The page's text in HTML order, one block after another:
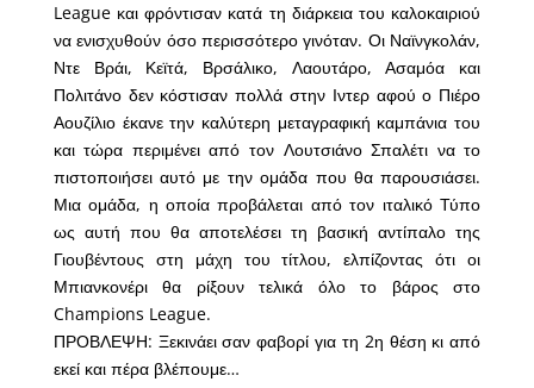
League και φρόντισαν κατά τη διάρκεια του καλοκαιριού
να ενισχυθούν όσο περισσότερο γινόταν. Οι Ναϊνγκολάν,
Ντε Βράι, Κεϊτά, Βρσάλικο, Λαουτάρο, Ασαμόα και
Πολιτάνο δεν κόστισαν πολλά στην Ιντερ αφού ο Πιέρο
Αουζίλιο έκανε την καλύτερη μεταγραφική καμπάνια του
και τώρα περιμένει από τον Λουτσιάνο Σπαλέτι να το
πιστοποιήσει αυτό με την ομάδα που θα παρουσιάσει.
Μια ομάδα, η οποία προβάλεται από τον ιταλικό Τύπο
ως αυτή που θα αποτελέσει τη βασική αντίπαλο της
Γιουβέντους στη μάχη του τίτλου, ελπίζοντας ότι οι
Μπιανκονέρι θα ρίξουν τελικά όλο το βάρος στο
Champions League.
ΠΡΟΒΛΕΨΗ: Ξεκινάει σαν φαβορί για τη 2η θέση κι από
εκεί και πέρα βλέπουμε…